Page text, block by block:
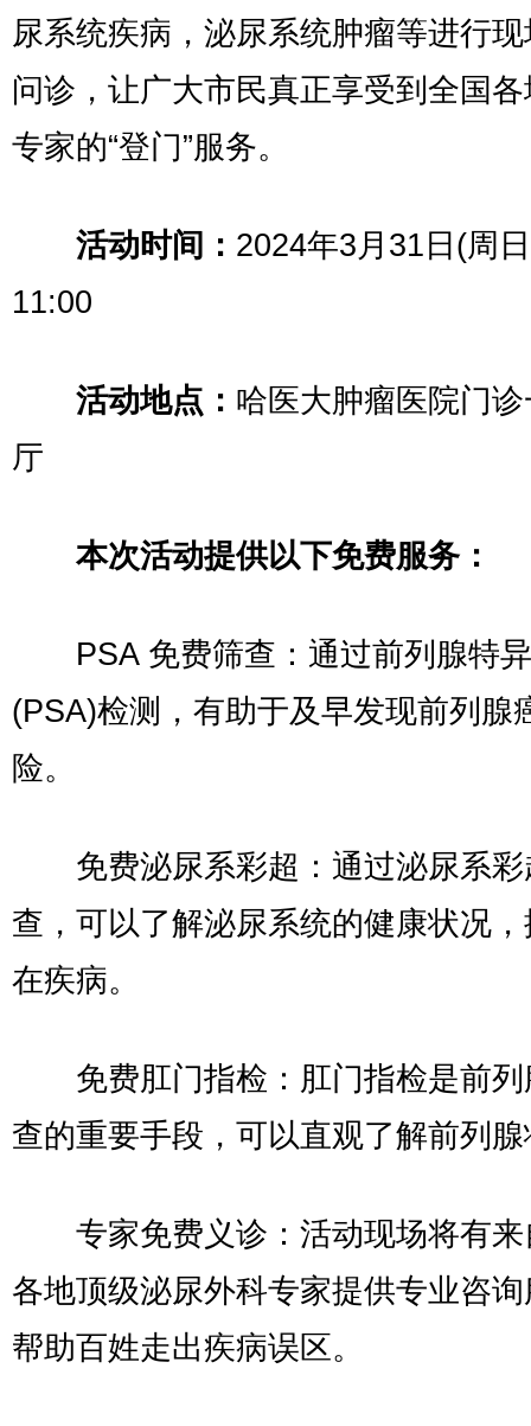
尿系统疾病，泌尿系统肿瘤等进行
问诊，让广大市民真正享受到全国
专家的“登门”服务。
活动时间： 2024年3月31日(周
11:00
活动地点： 哈医大肿瘤医院门
厅
本次活动提供以下免费服务：
PSA 免费筛查：通过前列腺特
(PSA)检测，有助于及早发现前列腺
险。
免费泌尿系彩超：通过泌尿系彩
查，可以了解泌尿系统的健康状况
在疾病。
免费肛门指检：肛门指检是前列
查的重要手段，可以直观了解前列
专家免费义诊：活动现场将有来
各地顶级泌尿外科专家提供专业咨
帮助百姓走出疾病误区。